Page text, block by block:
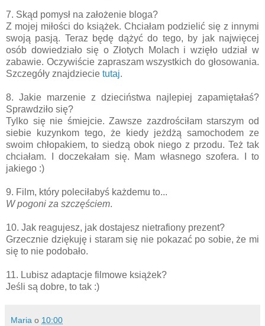
7. Skąd pomysł na założenie bloga?
Z mojej miłości do książek. Chciałam podzielić się z innymi
swoją pasją. Teraz będę dążyć do tego, by jak najwięcej
osób dowiedziało się o Złotych Molach i wzięło udział w
zabawie. Oczywiście zapraszam wszystkich do głosowania.
Szczegóły znajdziecie tutaj.
8. Jakie marzenie z dzieciństwa najlepiej zapamiętałaś?
Sprawdziło się?
Tylko się nie śmiejcie. Zawsze zazdrościłam starszym od
siebie kuzynkom tego, że kiedy jeżdżą samochodem ze
swoim chłopakiem, to siedzą obok niego z przodu. Też tak
chciałam. I doczekałam się. Mam własnego szofera. I to
jakiego :)
9. Film, który poleciłabyś każdemu to...
W pogoni za szczęściem.
10. Jak reagujesz, jak dostajesz nietrafiony prezent?
Grzecznie dziękuję i staram się nie pokazać po sobie, że mi
się to nie podobało.
11. Lubisz adaptacje filmowe książek?
Jeśli są dobre, to tak :)
Maria o 10:00